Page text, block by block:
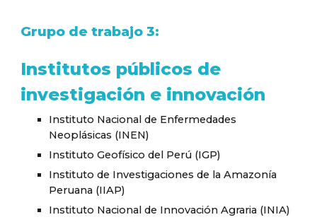
Grupo de trabajo 3:
Institutos públicos de
investigación e innovación
Instituto Nacional de Enfermedades
Neoplásicas (INEN)
Instituto Geofísico del Perú (IGP)
Instituto de Investigaciones de la Amazonía
Peruana (IIAP)
Instituto Nacional de Innovación Agraria (INIA)